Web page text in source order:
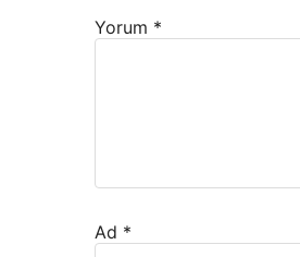
Yorum *
Ad *